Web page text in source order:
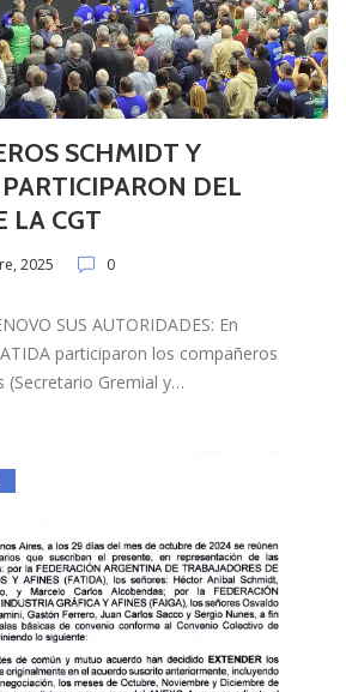
SCHMIDT Y
DEL
LA CGT
2025 0
SUS AUTORIDADES: En
participaron los compañeros
(Secretario Gremial y…